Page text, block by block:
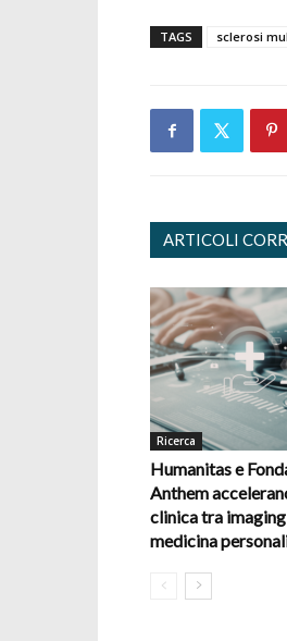
TAGS sclerosi
ARTICOLI
Ricerca
Humanitas e
Anthem
clinica tra
medicina